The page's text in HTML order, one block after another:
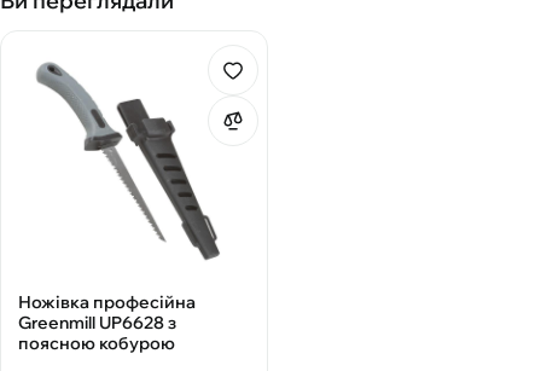
Ножівка професійна
Greenmill UP6628 з
поясною кобурою